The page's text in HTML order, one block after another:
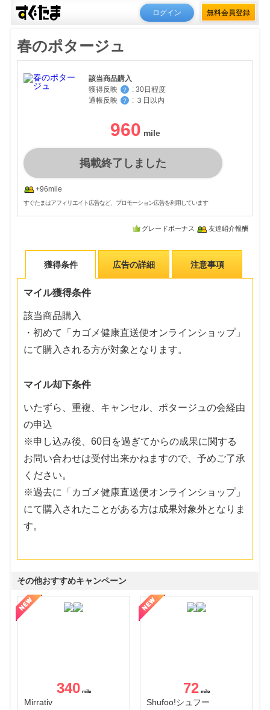
ログイン 無料会員登録
春のポタージュ
該当商品購入
獲得反映
？ : 30日程度
通帳反映
？ : ３日以内
960
掲載終了しました
+96mile
すぐたまはアフィリエイト広告など、プロモーション広告を利用しています
グレードボーナス 友達紹介報酬
獲得条件 広告の詳細 注意事項
マイル獲得条件
該当商品購入
・初めて「カゴメ健康直送便オンラインショップ」
にて購入される方が対象となります。
マイル却下条件
いたずら、重複、キャンセル、ポタージュの会経由
の申込
※申し込み後、60日を過ぎてからの成果に関する
お問い合わせは受付出来かねますので、予めご了承
ください。
※過去に「カゴメ健康直送便オンラインショップ」
にて購入されたことがある方は成果対象外となりま
す。
その他おすすめキャンペーン
340
Mirrativ
72
Shufoo!シュフー